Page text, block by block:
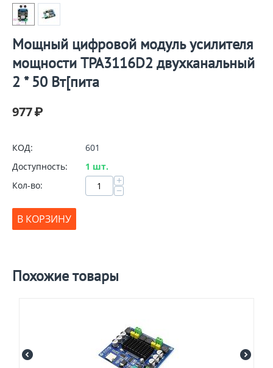
Мощный цифровой модуль усилителя
мощности TPA3116D2 двухканальный
2 * 50 Вт[пита
977₽
КОД:
601
Доступность:
1 шт.
Кол-во:
+
−
В КОРЗИНУ
Похожие товары